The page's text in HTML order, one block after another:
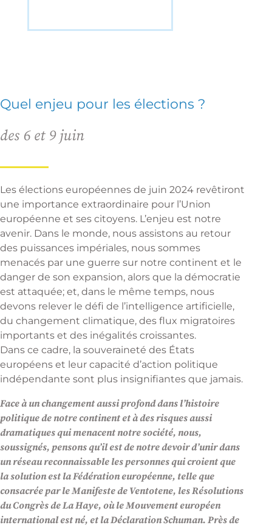
Quel enjeu pour les élections ?
des 6 et 9 juin
Les élections européennes de juin 2024 revêtiront
une importance extraordinaire pour l’Union
européenne et ses citoyens. L’enjeu est notre
avenir. Dans le monde, nous assistons au retour
des puissances impériales, nous sommes
menacés par une guerre sur notre continent et le
danger de son expansion, alors que la démocratie
est attaquée; et, dans le même temps, nous
devons relever le défi de l’intelligence artificielle,
du changement climatique, des flux migratoires
importants et des inégalités croissantes.
Dans ce cadre, la souveraineté des États
européens et leur capacité d’action politique
indépendante sont plus insignifiantes que jamais.
Face à un changement aussi profond dans l’histoire
politique de notre continent et à des risques aussi
dramatiques qui menacent notre société, nous,
soussignés, pensons qu’il est de notre devoir d’unir dans
un réseau reconnaissable les personnes qui croient que
la solution est la Fédération européenne, telle que
consacrée par le Manifeste de Ventotene, les Résolutions
du Congrès de La Haye, où le Mouvement européen
international est né, et la Déclaration Schuman. Près de